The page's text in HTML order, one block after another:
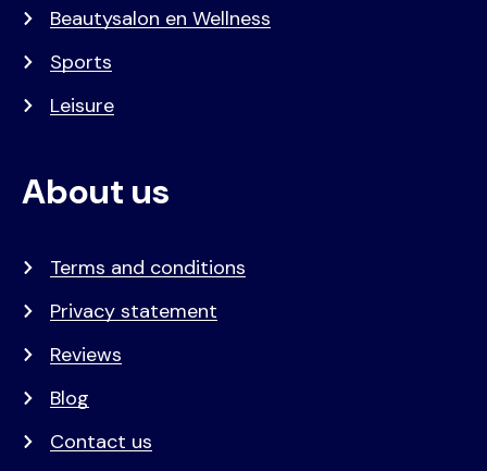
Beautysalon en Wellness
Sports
Leisure
About us
Terms and conditions
Privacy statement
Reviews
Blog
Contact us